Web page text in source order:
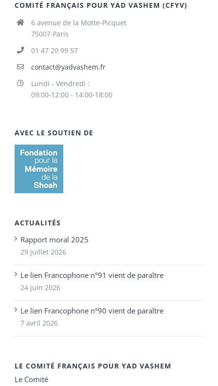
COMITÉ FRANÇAIS POUR YAD VASHEM (CFYV)
6 avenue de la Motte-Picquet
75007 Paris
01 47 20 99 57
contact@yadvashem.fr
Lundi - Vendredi :
09:00-12:00 - 14:00-18:00
AVEC LE SOUTIEN DE
ACTUALITÉS
Rapport moral 2025
29 juillet 2026
Le lien Francophone n°91 vient de paraître
24 juin 2026
Le lien Francophone n°90 vient de paraître
7 avril 2026
LE COMITÉ FRANÇAIS POUR YAD VASHEM
Le Comité